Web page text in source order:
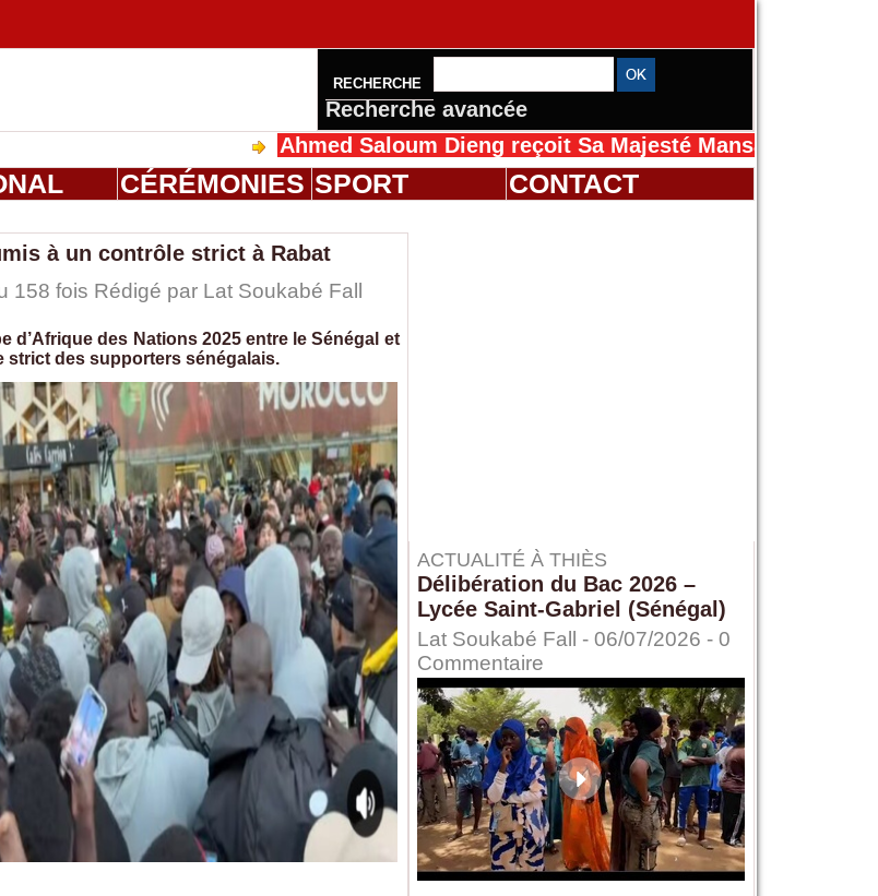
RECHERCHE
Recherche avancée
Ahmed Saloum Dieng reçoit Sa Majesté Mansah Cissé au
CÉRÉMONIES SPORT CONTACT
à un contrôle strict à Rabat
fois Rédigé par Lat Soukabé Fall
d’Afrique des Nations 2025 entre le Sénégal et
strict des supporters sénégalais.
ACTUALITÉ À THIÈS
Délibération du Bac 2026 –
Lycée Saint-Gabriel (Sénégal)
Lat Soukabé Fall - 06/07/2026 - 0
Commentaire